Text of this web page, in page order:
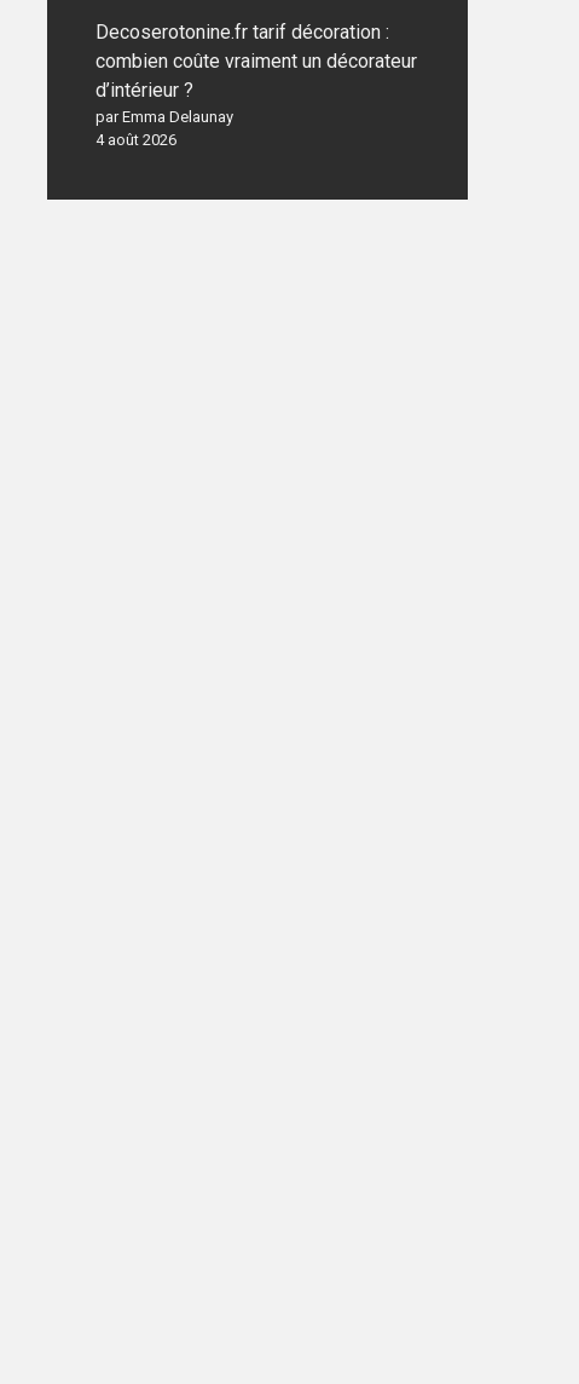
Decoserotonine.fr tarif décoration :
combien coûte vraiment un décorateur
d’intérieur ?
par Emma Delaunay
4 août 2026